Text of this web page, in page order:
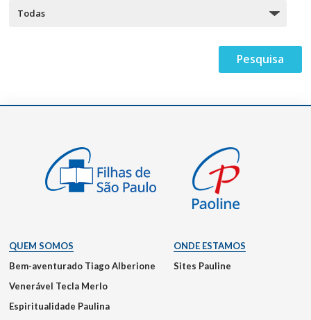
QUEM SOMOS
Bem-aventurado Tiago Alberione
Venerável Tecla Merlo
Espiritualidade Paulina
ONDE ESTAMOS
Sites Pauline